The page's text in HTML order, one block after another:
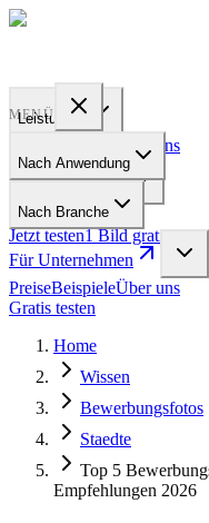
Leistungen
Über uns
Jetzt testen1 Bild gratis
MENÜ
Nach Anwendung
Nach Branche
Für Unternehmen
PreiseBeispieleÜber uns
Gratis testen
Home
Wissen
Bewerbungsfotos
Staedte
Top 5
Empfehlungen 2026